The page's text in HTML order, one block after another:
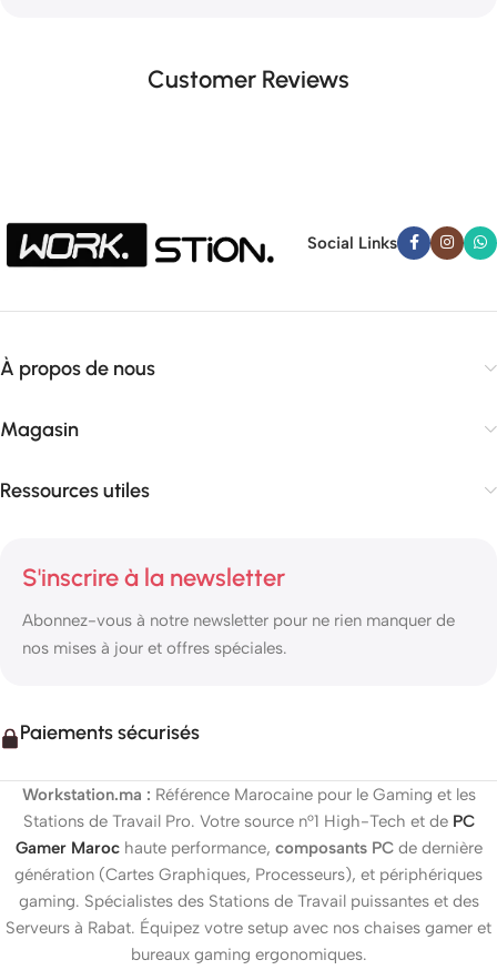
Customer Reviews
Social Links
À propos de nous
Magasin
Ressources utiles
S'inscrire à la newsletter
Abonnez-vous à notre newsletter pour ne rien manquer de
nos mises à jour et offres spéciales.
Paiements sécurisés
Workstation.ma : Référence Marocaine pour le Gaming et les
Stations de Travail Pro. Votre source n°1 High-Tech et de PC
Gamer Marochaute performance, composants PCde dernière
génération (Cartes Graphiques, Processeurs), et périphériques
gaming. Spécialistes des Stations de Travail puissantes et des
Serveurs à Rabat. Équipez votre setup avec nos chaises gamer et
bureaux gaming ergonomiques.